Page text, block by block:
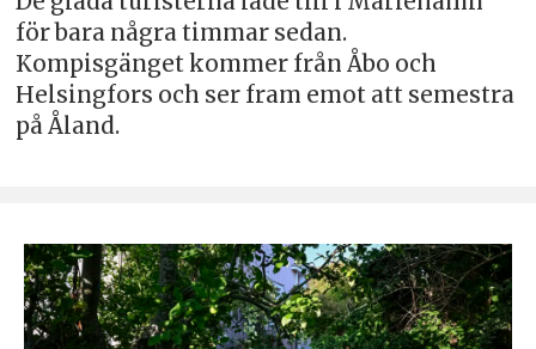
för bara några timmar sedan.
Kompisgänget kommer från Åbo och
Helsingfors och ser fram emot att semestra
på Åland.